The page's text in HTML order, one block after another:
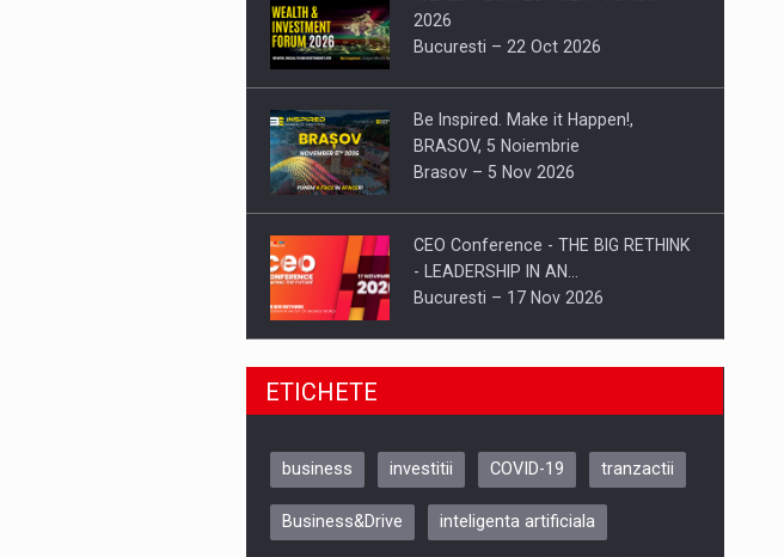
2026
Bucuresti – 22 Oct 2026
Be Inspired. Make it Happen!,
BRASOV, 5 Noiembrie
Brasov – 5 Nov 2026
CEO Conference - THE BIG RETHINK
- LEADERSHIP IN AN…
Bucuresti – 17 Nov 2026
Be Inspired. Make it Happen!, CLUJ, 9
ARTEMIS LETO, ORADEA, 8
ETICHETE
business investitii COVID-19 tranzactii
Business&Drive inteligenta artificiala